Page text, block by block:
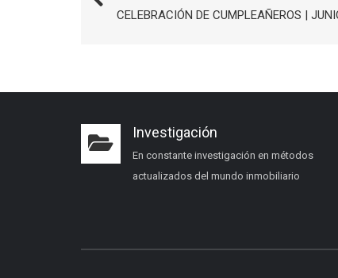
CELEBRACIÓN DE CUMPLEAÑEROS |
Investigación
En constante investigación en métodos
actualizados del mundo inmobiliario